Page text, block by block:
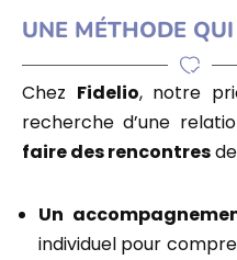
UNE MÉTHODE
Chez Fidelio, notre
recherche d’une
faire des rencontres
Un
individuel pour